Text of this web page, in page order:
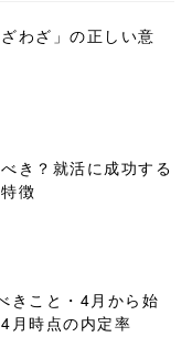
わざ」の正しい意
き？就活に成功する
徴
きこと・4月から始
月時点の内定率